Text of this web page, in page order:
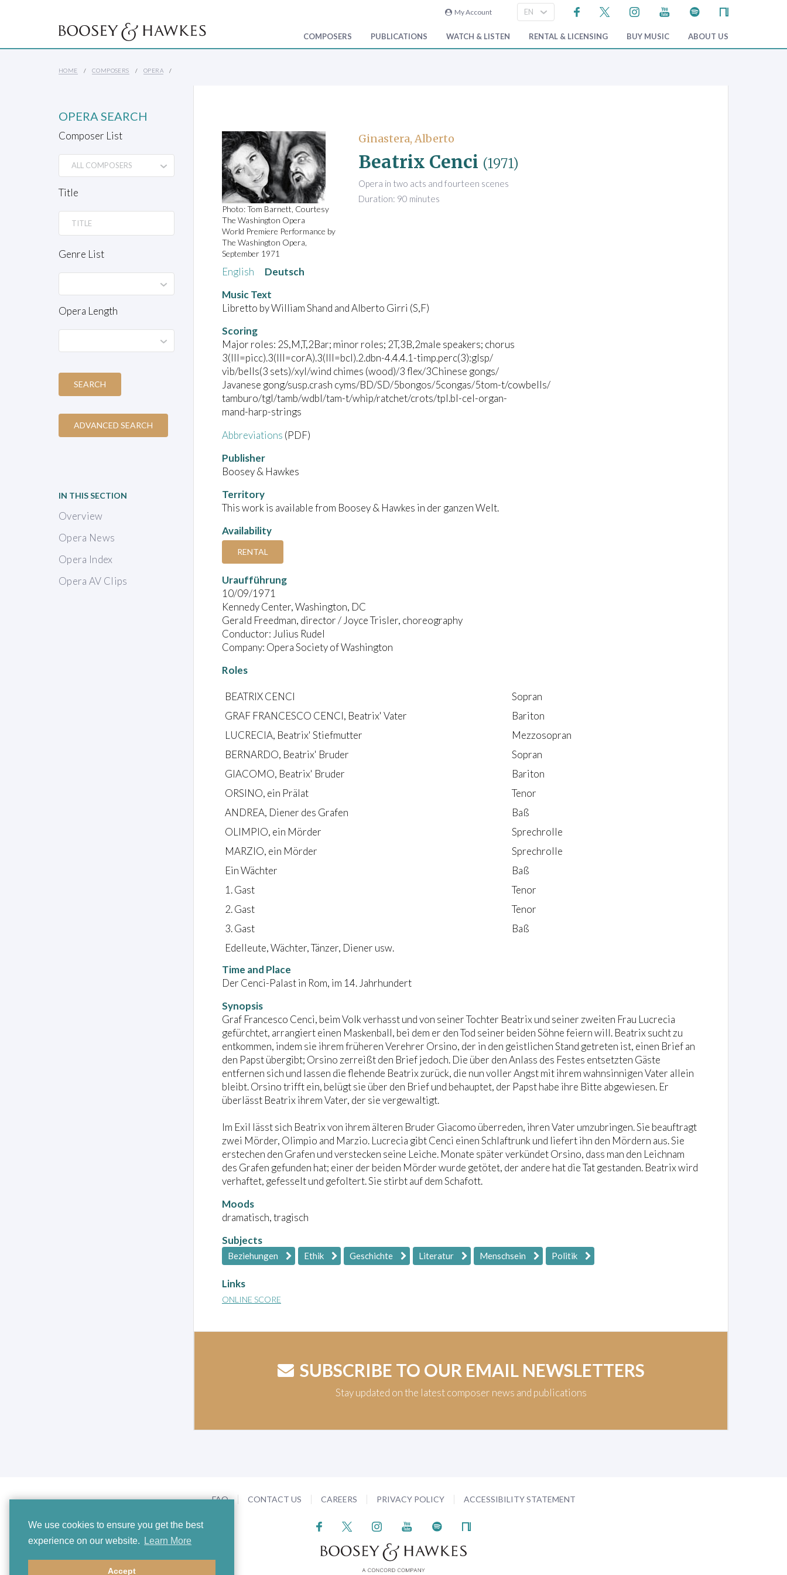
We use cookies to ensure you get the best
experience on our website.
Learn More
Accept
My Account
COMPOSERS PUBLICATIONS WATCH & LISTEN RENTAL & LICENSING BUY MUSIC ABOUT US
HOME COMPOSERS OPERA
OPERA SEARCH
Composer List
Title
Genre List
Opera Length
SEARCH
ADVANCED SEARCH
IN THIS SECTION
Overview
Opera News
Opera Index
Opera AV Clips
Photo: Tom Barnett, Courtesy
The Washington Opera
World Premiere Performance by
The Washington Opera,
September 1971
Ginastera, Alberto
Beatrix Cenci (1971)
Opera in two acts and fourteen scenes
Duration: 90 minutes
English
Deutsch
Music Text
Libretto by William Shand and Alberto Girri (S,F)
Scoring
Major roles: 2S,M,T,2Bar; minor roles; 2T,3B,2male speakers; chorus
3(III=picc).3(III=corA).3(III=bcl).2.dbn-4.4.4.1-timp.perc(3):glsp/
vib/bells(3 sets)/xyl/wind chimes (wood)/3 flex/3Chinese gongs/
Javanese gong/susp.crash cyms/BD/SD/5bongos/5congas/5tom-t/cowbells/
tamburo/tgl/tamb/wdbl/tam-t/whip/ratchet/crots/tpl.bl-cel-organ-
mand-harp-strings
Abbreviations (PDF)
Publisher
Boosey & Hawkes
Territory
This work is available from Boosey & Hawkes in der ganzen Welt.
Availability
RENTAL
Uraufführung
10/09/1971
Kennedy Center, Washington, DC
Gerald Freedman, director / Joyce Trisler, choreography
Conductor: Julius Rudel
Company: Opera Society of Washington
Roles
BEATRIX CENCI
Sopran
GRAF FRANCESCO CENCI, Beatrix' Vater
Bariton
LUCRECIA, Beatrix' Stiefmutter
Mezzosopran
BERNARDO, Beatrix' Bruder
Sopran
GIACOMO, Beatrix' Bruder
Bariton
ORSINO, ein Prälat
Tenor
ANDREA, Diener des Grafen
Baß
OLIMPIO, ein Mörder
Sprechrolle
MARZIO, ein Mörder
Sprechrolle
Ein Wächter
Baß
1. Gast
Tenor
2. Gast
Tenor
3. Gast
Baß
Edelleute, Wächter, Tänzer, Diener usw.
Time and Place
Der Cenci-Palast in Rom, im 14. Jahrhundert
Synopsis
Graf Francesco Cenci, beim Volk verhasst und von seiner Tochter Beatrix und seiner zweiten Frau Lucrecia
gefürchtet, arrangiert einen Maskenball, bei dem er den Tod seiner beiden Söhne feiern will. Beatrix sucht zu
entkommen, indem sie ihrem früheren Verehrer Orsino, der in den geistlichen Stand getreten ist, einen Brief an
den Papst übergibt; Orsino zerreißt den Brief jedoch. Die über den Anlass des Festes entsetzten Gäste
entfernen sich und lassen die flehende Beatrix zurück, die nun voller Angst mit ihrem wahnsinnigen Vater allein
bleibt. Orsino trifft ein, belügt sie über den Brief und behauptet, der Papst habe ihre Bitte abgewiesen. Er
überlässt Beatrix ihrem Vater, der sie vergewaltigt.
Im Exil lässt sich Beatrix von ihrem älteren Bruder Giacomo überreden, ihren Vater umzubringen. Sie beauftragt
zwei Mörder, Olimpio and Marzio. Lucrecia gibt Cenci einen Schlaftrunk und liefert ihn den Mördern aus. Sie
erstechen den Grafen und verstecken seine Leiche. Monate später verkündet Orsino, dass man den Leichnam
des Grafen gefunden hat; einer der beiden Mörder wurde getötet, der andere hat die Tat gestanden. Beatrix wird
verhaftet, gefesselt und gefoltert. Sie stirbt auf dem Schafott.
Moods
dramatisch, tragisch
Subjects
Beziehungen Ethik Geschichte Literatur Menschsein Politik
Links
ONLINE SCORE
SUBSCRIBE TO OUR EMAIL NEWSLETTERS
Stay updated on the latest composer news and publications
FAQ CONTACT US CAREERS PRIVACY POLICY ACCESSIBILITY STATEMENT